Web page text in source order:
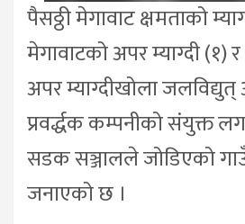
पैसठ्ठी मेगावाट क्षमताको
मेगावाटको अपर म्याग्दी (१)
अपर म्याग्दीखोला
प्रवर्द्धक कम्पनीको संयुक्त
सडक सञ्जालले जोडिएको
जनाएको छ ।